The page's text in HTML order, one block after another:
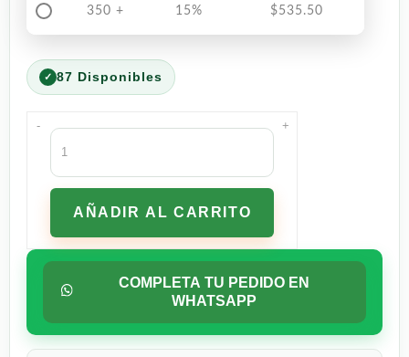
350 + 15% $535.50
87 Disponibles
-
Hill's
Prescription
Diet
c/d
Urinary
Care
Multicare
Alimento
Gato
AÑADIR AL CARRITO
+
COMPLETA TU PEDIDO EN
WHATSAPP